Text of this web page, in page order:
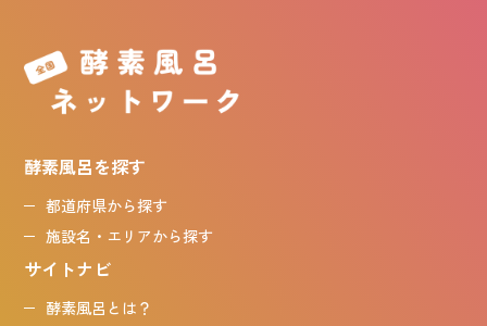
酵素風呂を探す
都道府県から探す
施設名・エリアから探す
サイトナビ
酵素風呂とは？